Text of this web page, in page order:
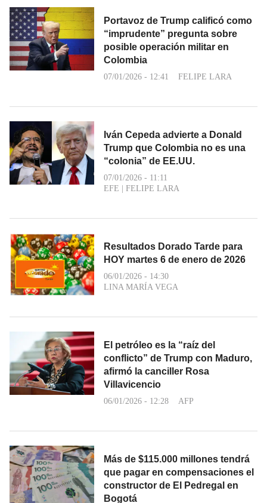
Portavoz de Trump calificó como
“imprudente” pregunta sobre
posible operación militar en
Colombia
07/01/2026 - 12:41 FELIPE LARA
Iván Cepeda advierte a Donald
Trump que Colombia no es una
“colonia” de EE.UU.
07/01/2026 - 11:11
EFE | FELIPE LARA
Resultados Dorado Tarde para
HOY martes 6 de enero de 2026
06/01/2026 - 14:30
LINA MARÍA VEGA
El petróleo es la “raíz del
conflicto” de Trump con Maduro,
afirmó la canciller Rosa
Villavicencio
06/01/2026 - 12:28 AFP
Más de $115.000 millones tendrá
que pagar en compensaciones el
constructor de El Pedregal en
Bogotá